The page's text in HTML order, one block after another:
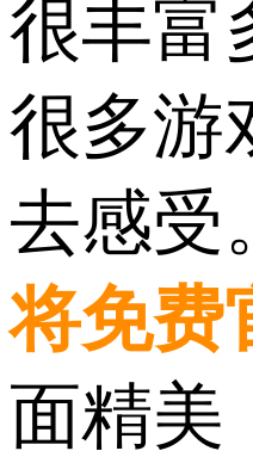
很丰富
很多游
去感受
将免费
面精美